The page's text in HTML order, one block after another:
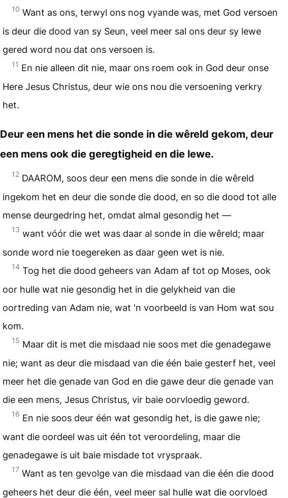
10 Want as ons, terwyl ons nog vyande was, met God versoen
is deur die dood van sy Seun, veel meer sal ons deur sy lewe
gered word nou dat ons versoen is.
11 En nie alleen dit nie, maar ons roem ook in God deur onse
Here Jesus Christus, deur wie ons nou die versoening verkry
het.
Deur een mens het die sonde in die wêreld gekom, deur
een mens ook die geregtigheid en die lewe.
12 DAAROM, soos deur een mens die sonde in die wêreld
ingekom het en deur die sonde die dood, en so die dood tot alle
mense deurgedring het, omdat almal gesondig het —
13 want vóór die wet was daar al sonde in die wêreld; maar
sonde word nie toegereken as daar geen wet is nie.
14 Tog het die dood geheers van Adam af tot op Moses, ook
oor hulle wat nie gesondig het in die gelykheid van die
oortreding van Adam nie, wat 'n voorbeeld is van Hom wat sou
kom.
15 Maar dit is met die misdaad nie soos met die genadegawe
nie; want as deur die misdaad van die één baie gesterf het, veel
meer het die genade van God en die gawe deur die genade van
die een mens, Jesus Christus, vir baie oorvloedig geword.
16 En nie soos deur één wat gesondig het, is die gawe nie;
want die oordeel was uit één tot veroordeling, maar die
genadegawe is uit baie misdade tot vryspraak.
17 Want as ten gevolge van die misdaad van die één die dood
geheers het deur die één, veel meer sal hulle wat die oorvloed